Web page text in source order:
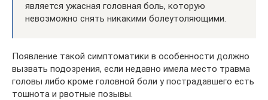
является ужасная головная боль, которую
невозможно снять никакими болеутоляющими.
Появление такой симптоматики в особенности должно
вызвать подозрения, если недавно имела место травма
головы либо кроме головной боли у пострадавшего есть
тошнота и рвотные позывы.